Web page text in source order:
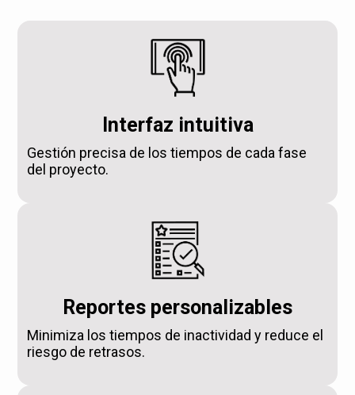
Interfaz intuitiva
Gestión precisa de los tiempos de cada fase
del proyecto.
Reportes personalizables
Minimiza los tiempos de inactividad y reduce el
riesgo de retrasos.